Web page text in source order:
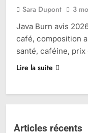
Sara Dupont 3
Java Burn avis
café, composition
santé, caféine,
Lire la suite
Articles récents